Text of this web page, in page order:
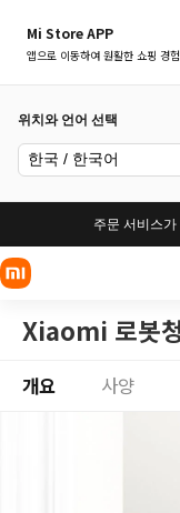
Mi Store APP
앱으로 이동하여 원활한 쇼핑 경
위치와 언어 선택
한국 / 한국어
주문 서비스
Xiaomi 로봇
개요 사양